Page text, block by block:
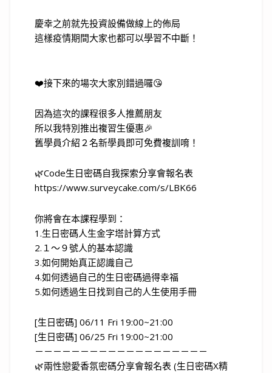
慶幸之前就先投資設備做線上的佈局
這樣疫情期間大家也都可以學習不中斷！
❤️接下來的場次大家別錯過囉😘
因為這次的課程很多人推薦朋友
所以我特別推出複習生優惠🎉
舊學員介紹２名新學員即可免費複訓唷！
🌿Code生日密碼自我探索分享會報名表
https://www.surveycake.com/s/LBK66
你將會在本課程學到：
1.生日密碼人生金字塔計算方式
2.１～９號人的基本認識
3.如何開始真正認識自己
4.如何透過自己的生日密碼過得幸福
5.如何透過生日找到自己的人生使用手冊
[生日密碼] 06/11 Fri 19:00~21:00
[生日密碼] 06/25 Fri 19:00~21:00
－－－－－－－－－－－－－－－－－－－
🌿兩性戀愛香氛密碼分享會報名表 (生日密碼X精